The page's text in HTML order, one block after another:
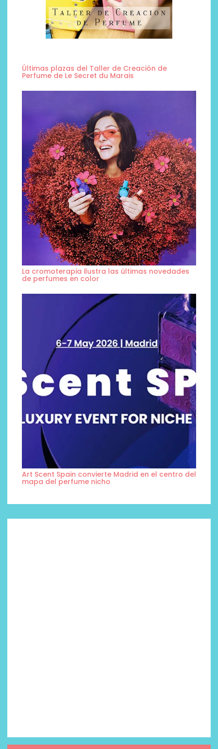
Últimas plazas del Taller de Creación de
Perfume de Le Secret du Marais
La cromoterapia ilustra las últimas novedades
de perfumes en color
Art Scent Spain convierte Madrid en el centro del
mapa del perfume nicho